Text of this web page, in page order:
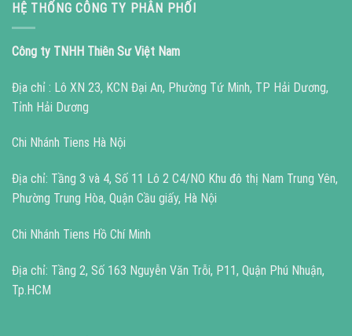
HỆ THỐNG CÔNG TY PHÂN PHỐI
Công ty TNHH Thiên Sư Việt Nam
Địa chỉ : Lô XN 23, KCN Đại An, Phường Tứ Minh, TP Hải Dương,
Tỉnh Hải Dương
Chi Nhánh Tiens Hà Nội
Địa chỉ: Tầng 3 và 4, Số 11 Lô 2 C4/NO Khu đô thị Nam Trung Yên,
Phường Trung Hòa, Quận Cầu giấy, Hà Nội
Chi Nhánh Tiens Hồ Chí Minh
Địa chỉ: Tầng 2, Số 163 Nguyễn Văn Trỗi, P11, Quận Phú Nhuận,
Tp.HCM